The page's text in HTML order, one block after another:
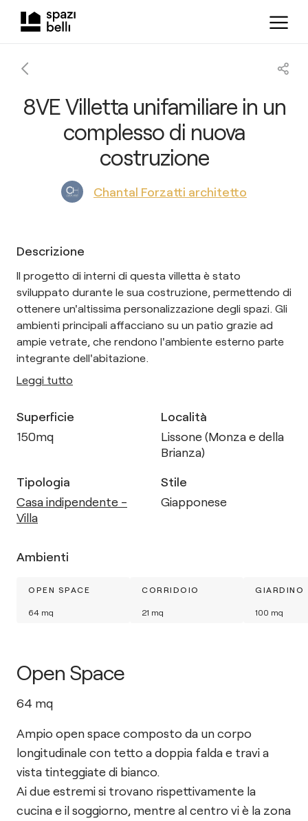
8VE Villetta unifamiliare in un
complesso di nuova
costruzione
Chantal Forzatti architetto
Descrizione
Il progetto di interni di questa villetta è stato
sviluppato durante le sua costruzione, permettendo di
ottenere un'altissima personalizzazione degli spazi. Gli
ambienti principali affacciano su un patio grazie ad
ampie vetrate, che rendono l'ambiente esterno parte
integrante dell'abitazione.
Leggi tutto
Superficie
150mq
Località
Lissone (Monza e della
Brianza)
Tipologia
Casa indipendente -
Villa
Stile
Giapponese
Ambienti
OPEN SPACE
64 mq
CORRIDOIO
21 mq
GIARDINO
100 mq
Open Space
64 mq
Ampio open space composto da un corpo
longitudinale con tetto a doppia falda e travi a
vista tinteggiate di bianco.
Ai due estremi si trovano rispettivamente la
cucina e il soggiorno, mentre al centro vi è la zona